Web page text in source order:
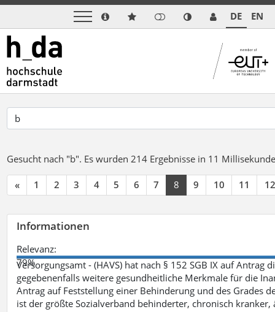
DE EN
Gesucht nach "b". Es wurden 214 Ergebnisse in 11
« 1 2 3 4 5 6 7 8 9 10 11 12
Informationen
Relevanz:
79%
Versorgungsamt - (HAVS) hat nach § 152 SGB IX auf
gegebenenfalls weitere gesundheitliche Merkmale für die
Antrag auf Feststellung einer Behinderung und des Grades
ist der größte Sozialverband behinderter, chronisch kranker,